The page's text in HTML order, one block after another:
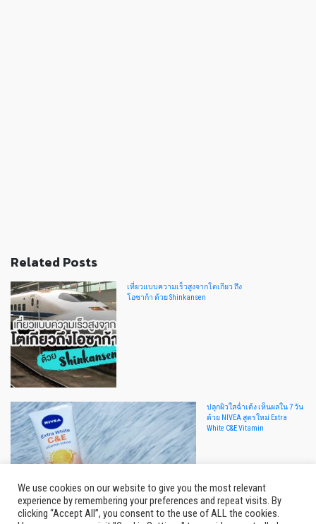
Related Posts
เที่ยวแบบความเร็วสูงจากโตเกียว ถึง
โอซาก้า ด้วย Shinkansen
ปลุกผิวใสฉ่ำเด้ง เห็นผลใน 7 วัน
ด้วย NIVEA สูตรใหม่ Extra
White C&E Vitamin
We use cookies on our website to give you the most relevant
experience by remembering your preferences and repeat visits. By
clicking “Accept All”, you consent to the use of ALL the cookies.